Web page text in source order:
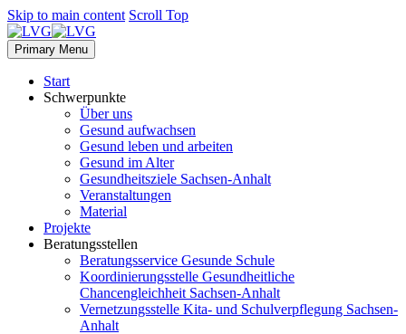
Skip to main content Scroll Top
Primary Menu
Start
Schwerpunkte
Über uns
Gesund aufwachsen
Gesund leben und arbeiten
Gesund im Alter
Gesundheitsziele Sachsen-Anhalt
Veranstaltungen
Material
Projekte
Beratungsstellen
Beratungsservice Gesunde Schule
Koordinierungsstelle Gesundheitliche
Chancengleichheit Sachsen-Anhalt
Vernetzungsstelle Kita- und Schulverpflegung Sachsen-
Anhalt